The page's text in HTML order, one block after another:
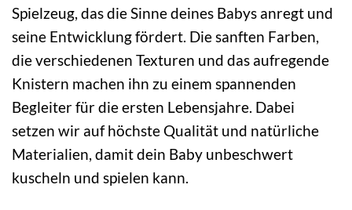
Spielzeug, das die Sinne deines Babys anregt und
seine Entwicklung fördert. Die sanften Farben,
die verschiedenen Texturen und das aufregende
Knistern machen ihn zu einem spannenden
Begleiter für die ersten Lebensjahre. Dabei
setzen wir auf höchste Qualität und natürliche
Materialien, damit dein Baby unbeschwert
kuscheln und spielen kann.